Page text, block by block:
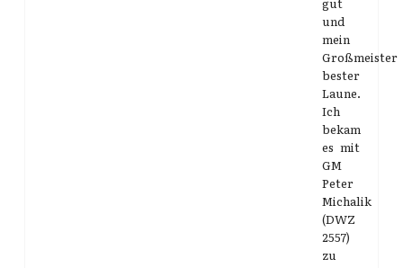
und
mein
Großmeister
bester
Laune.
Ich
bekam
es mit
GM
Peter
Michalik
(DWZ
2557)
zu